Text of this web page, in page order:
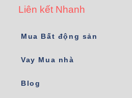
Liên kết Nhanh
Mua Bất động sản
Vay Mua nhà
Blog